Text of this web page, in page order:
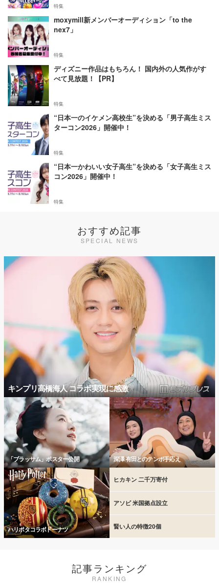
特集
moxymill新メンバーオーディション「to the
nex7」
特集
ディズニー作品はもちろん！ 国内外の人気作がす
べて見放題！【PR】
特集
“日本一のイケメン高校生”を決める「男子高生ミス
ターコン2026」開催中！
特集
“日本一かわいい女子高生”を決める「女子高生ミス
コン2026」開催中！
特集
おすすめ記事
SPECIAL NEWS
キンプリ高橋海人 コラボ実現に感激
「ブラッサム」ポスター公開 深澤 有田とのテンポ手応え
ハリポタコラボドーナツ
ヒカキン 二千万寄付
アソビ 米国拠点設立
賢い人の特徴20個
記事ランキング
RANKING